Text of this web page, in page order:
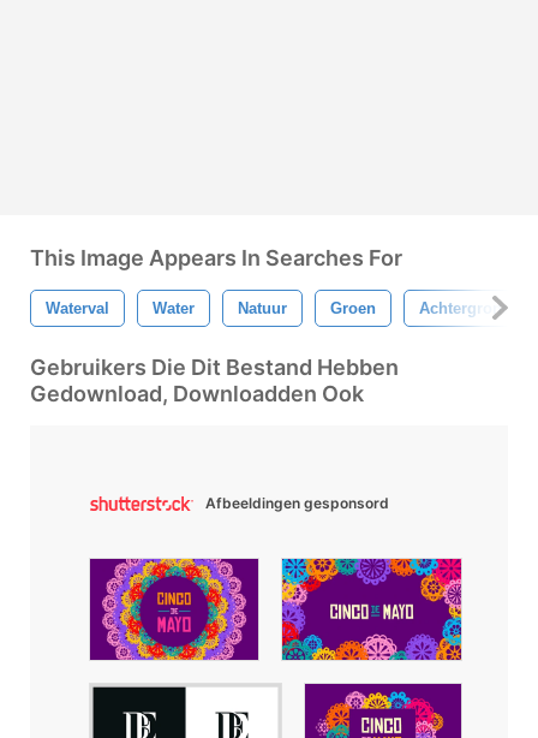
This Image Appears In Searches For
Waterval Water Natuur Groen Achtergrond
Gebruikers Die Dit Bestand Hebben
Gedownload, Downloadden Ook
Afbeeldingen gesponsord